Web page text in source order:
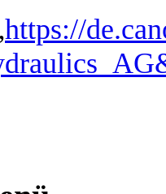
https://